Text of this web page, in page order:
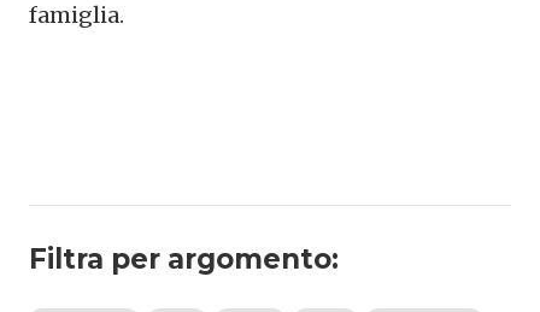
famiglia.
Filtra per argomento: